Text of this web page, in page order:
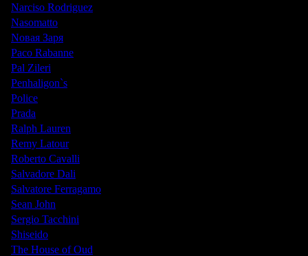
Narciso Rodriguez
Nasomatto
Nовая Заря
Paco Rabanne
Pal Zileri
Penhaligon`s
Police
Prada
Ralph Lauren
Remy Latour
Roberto Cavalli
Salvadore Dali
Salvatore Ferragamo
Sean John
Sergio Tacchini
Shiseido
The House of Oud